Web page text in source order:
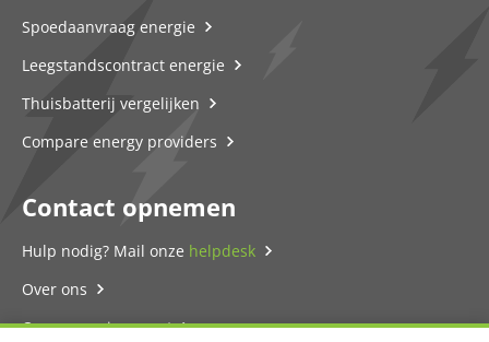
Spoedaanvraag energie
Leegstandscontract energie
Thuisbatterij vergelijken
Compare energy providers
Contact opnemen
Hulp nodig? Mail onze helpdesk
Over ons
Onze energie-expert